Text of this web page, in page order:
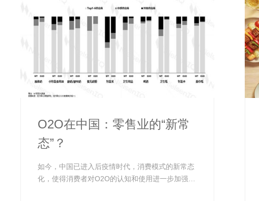
O2O在中国：零售业的“新常
态”？
如今，中国已进入后疫情时代，消费模式的新常态
化，使得消费者对O2O的认知和使用进一步加强，